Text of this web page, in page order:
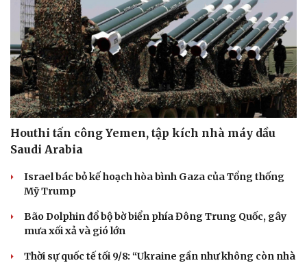
Houthi tấn công Yemen, tập kích nhà máy dầu
Saudi Arabia
Israel bác bỏ kế hoạch hòa bình Gaza của Tổng thống
Mỹ Trump
Bão Dolphin đổ bộ bờ biển phía Đông Trung Quốc, gây
mưa xối xả và gió lớn
Thời sự quốc tế tối 9/8: “Ukraine gần như không còn nhà